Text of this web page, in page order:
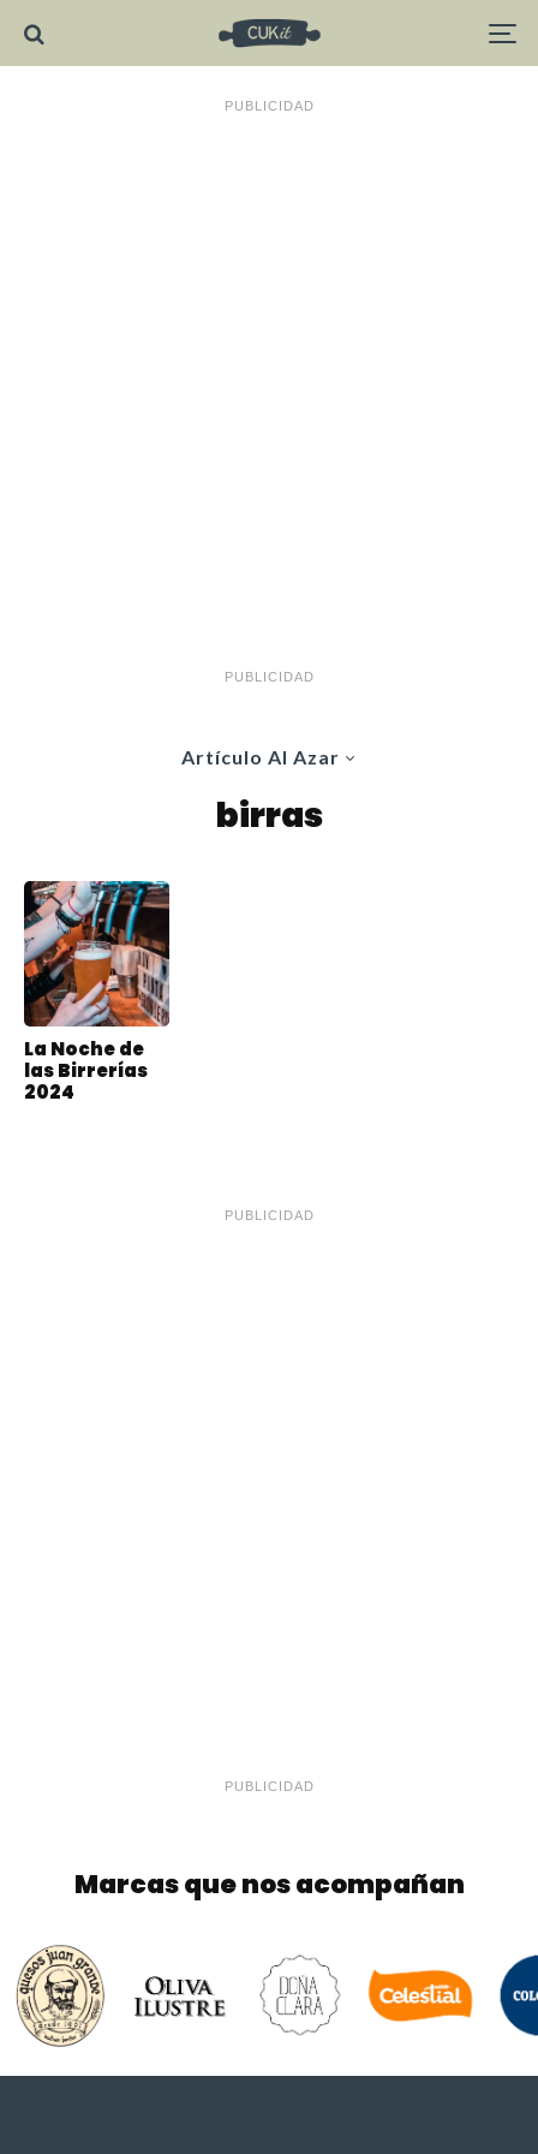
PUBLICIDAD
PUBLICIDAD
Artículo Al Azar
birras
La Noche de
las Birrerías
2024
PUBLICIDAD
PUBLICIDAD
Marcas que nos acompañan